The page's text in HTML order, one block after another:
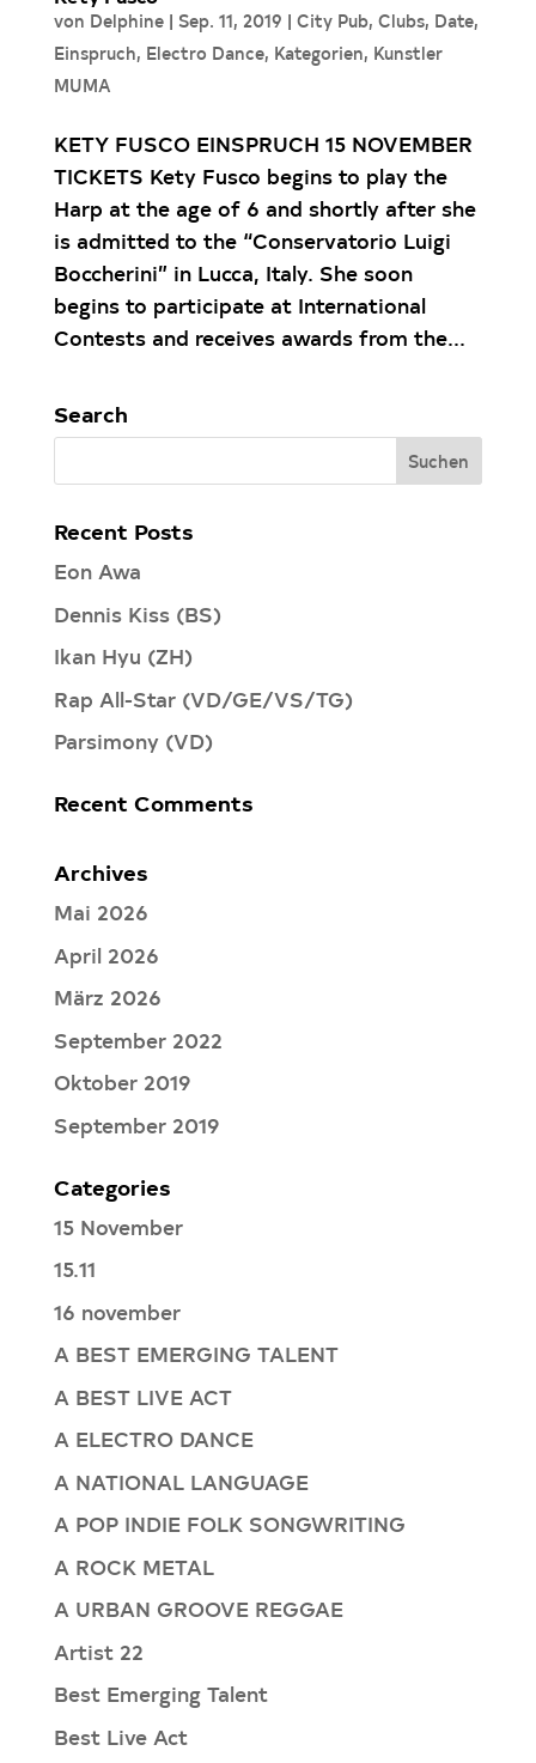
von Delphine| Sep. 11, 2019 | City Pub, Clubs, Date,
Einspruch, Electro Dance, Kategorien, Kunstler
MUMA
KETY FUSCO EINSPRUCH 15 NOVEMBER
TICKETS Kety Fusco begins to play the
Harp at the age of 6 and shortly after she
is admitted to the “Conservatorio Luigi
Boccherini” in Lucca, Italy. She soon
begins to participate at International
Contests and receives awards from the...
Search
Recent Posts
Eon Awa
Dennis Kiss (BS)
Ikan Hyu (ZH)
Rap All-Star (VD/GE/VS/TG)
Parsimony (VD)
Recent Comments
Archives
Mai 2026
April 2026
März 2026
September 2022
Oktober 2019
September 2019
Categories
15 November
15.11
16 november
A BEST EMERGING TALENT
A BEST LIVE ACT
A ELECTRO DANCE
A NATIONAL LANGUAGE
A POP INDIE FOLK SONGWRITING
A ROCK METAL
A URBAN GROOVE REGGAE
Artist 22
Best Emerging Talent
Best Live Act